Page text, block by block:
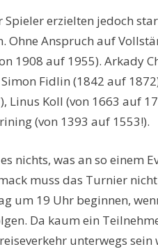
Spieler erzielten jedoch
Ohne Anspruch auf
1908 auf 1955). Arkady
Fidlin (1842 auf
Linus Koll (von 1663 auf
(von 1393 auf 1553!).
nichts, was an so einem
muss das Turnier
um 19 Uhr beginnen,
Da kaum ein
unterwegs